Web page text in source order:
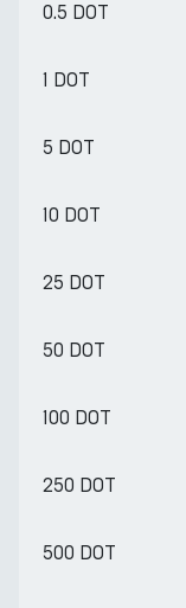
0.5 DOT
1 DOT
5 DOT
10 DOT
25 DOT
50 DOT
100 DOT
250 DOT
500 DOT